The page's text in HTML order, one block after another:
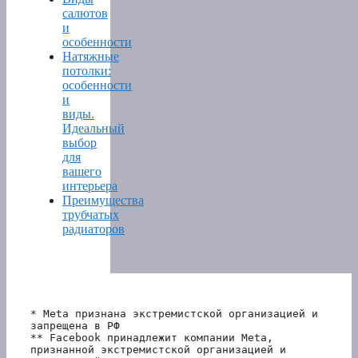
салютов
и
особенности
Натяжные
потолки:
особенности
и
виды.
Идеальный
выбор
для
вашего
интерьера
Преимущества
трубчатых
радиаторов
* Meta признана экстремистской организацией и
запрещена в РФ
** Facebook принадлежит компании Meta,
признанной экстремистской организацией и